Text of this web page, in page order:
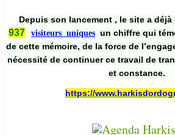
Depuis son lancement , le site a
937
visiteurs uniques un chiffre qui
de cette mémoire, de la force de
nécessité de continuer ce travail de
et constance.
https://